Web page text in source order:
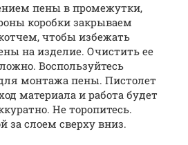
пены в промежутки,
коробки закрываем
чтобы избежать
на изделие. Очистить ее
Воспользуйтесь
монтажа пены. Пистолет
материала и работа будет
Не торопитесь.
за слоем сверху вниз.